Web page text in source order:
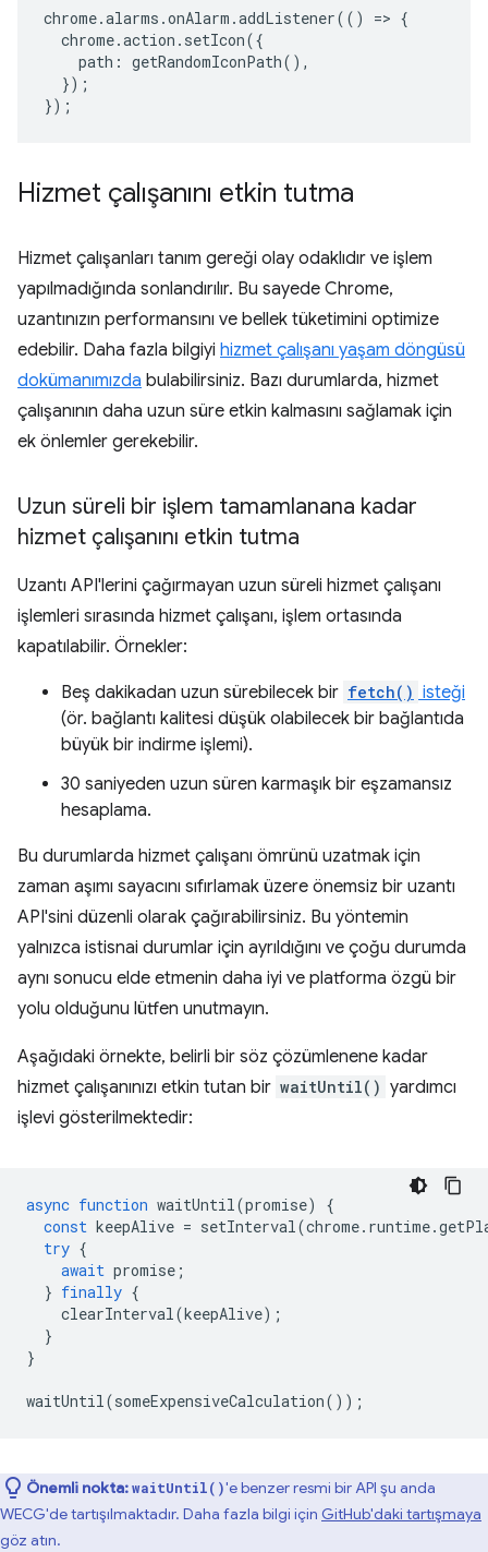
chrome.alarms .onAlarm .addListener(() => {
chrome.action . setIcon({
path : getRandomIconPath(),
});
});
Hizmet çalışanını etkin tutma
Hizmet çalışanları tanım gereği olay odaklıdır ve işlem
yapılmadığında sonlandırılır. Bu sayede Chrome,
uzantınızın performansını ve bellek tüketimini optimize
edebilir. Daha fazla bilgiyi hizmet çalışanı yaşam döngüsü
dokümanımızda bulabilirsiniz. Bazı durumlarda, hizmet
çalışanının daha uzun süre etkin kalmasını sağlamak için
ek önlemler gerekebilir.
Uzun süreli bir işlem tamamlanana kadar
hizmet çalışanını etkin tutma
Uzantı API'lerini çağırmayan uzun süreli hizmet çalışanı
işlemleri sırasında hizmet çalışanı, işlem ortasında
kapatılabilir. Örnekler:
Beş dakikadan uzun sürebilecek bir fetch() isteği
(ör. bağlantı kalitesi düşük olabilecek bir bağlantıda
büyük bir indirme işlemi).
30 saniyeden uzun süren karmaşık bir eşzamansız
hesaplama.
Bu durumlarda hizmet çalışanı ömrünü uzatmak için
zaman aşımı sayacını sıfırlamak üzere önemsiz bir uzantı
API'sini düzenli olarak çağırabilirsiniz. Bu yöntemin
yalnızca istisnai durumlar için ayrıldığını ve çoğu durumda
aynı sonucu elde etmenin daha iyi ve platforma özgü bir
yolu olduğunu lütfen unutmayın.
Aşağıdaki örnekte, belirli bir söz çözümlenene kadar
hizmet çalışanınızı etkin tutan bir waitUntil() yardımcı
işlevi gösterilmektedir:
async function waitUntil(promise)
{
const keepAlive = setInterval(chrome. runtime.
try {
await promise ;
} finally {
clearInterval(keepAlive);
}
}
waitUntil(someExpensiveCalculation());
Önemli nokta:waitUntil()'e benzer resmi bir API şu anda
WECG'de tartışılmaktadır. Daha fazla bilgi için GitHub'daki tartışmaya
göz atın.